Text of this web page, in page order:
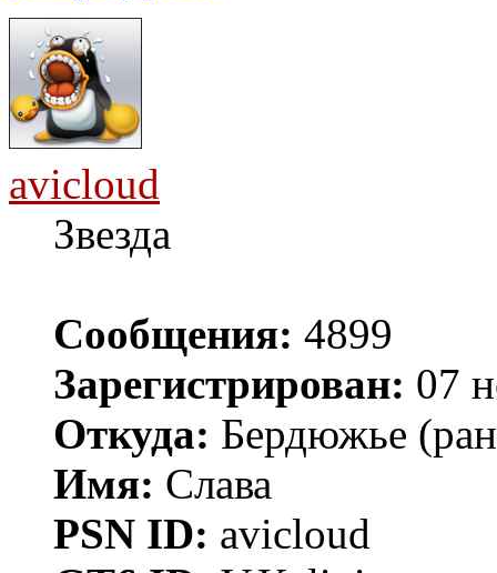
avicloud
Звезда
Сообщения: 4899
Зарегистрирован: 07
Откуда: Бердюжье
Имя: Слава
PSN ID: avicloud